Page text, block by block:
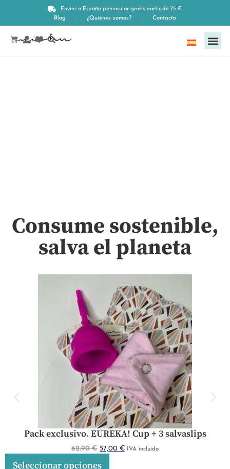
Envíos a España peninsular gratis partir de 75 €
Blog
¿Quiénes somos? Contacto
Español
Compresas de tela
Consume sostenible,
salva el planeta
Pack exclusivo. EUREKA! Cup + 3 salvaslips
62,90€ 57,00 € IVA incluido
Seleccionar opciones